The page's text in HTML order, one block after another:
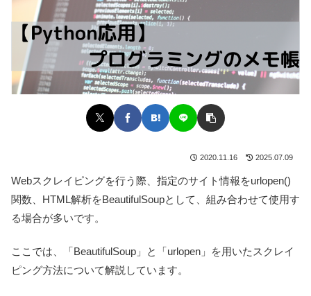
2020.11.16 2025.07.09
Webスクレイピングを行う際、指定のサイト情報をurlopen()
関数、HTML解析をBeautifulSoupとして、組み合わせて使用す
る場合が多いです。
ここでは、「BeautifulSoup」と「urlopen」を用いたスクレイ
ピング方法について解説しています。